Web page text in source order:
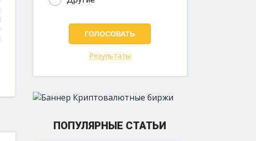
Результаты
ПОПУЛЯРНЫЕ СТАТЬИ